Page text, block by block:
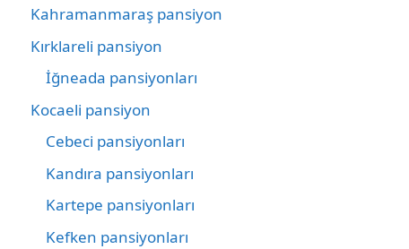
Kahramanmaraş pansiyon
Kırklareli pansiyon
İğneada pansiyonları
Kocaeli pansiyon
Cebeci pansiyonları
Kandıra pansiyonları
Kartepe pansiyonları
Kefken pansiyonları